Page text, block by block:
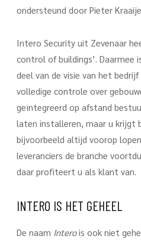
ondersteund door Pieter
Intero Security uit Zevenaar
control of buildings’. Daarmee
deel van de visie van het
volledige controle over
geïntegreerd op afstand
laten installeren, maar u krijgt
bijvoorbeeld altijd voorop
leveranciers de branche
daar profiteert u als klant van.
INTERO IS HET GEHEEL
De naam Interois ook niet